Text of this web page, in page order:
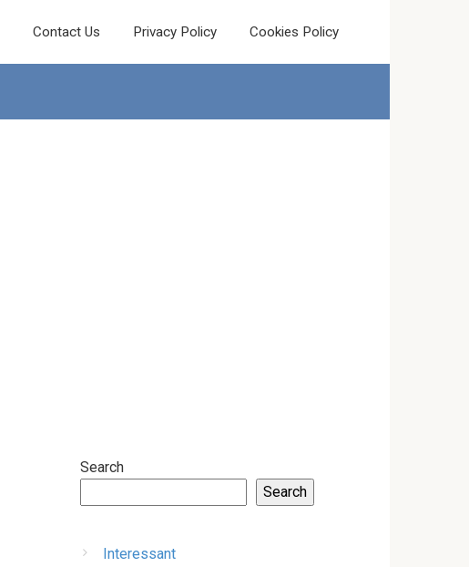
Contact Us Privacy Policy Cookies Policy
Search
Search
Interessant